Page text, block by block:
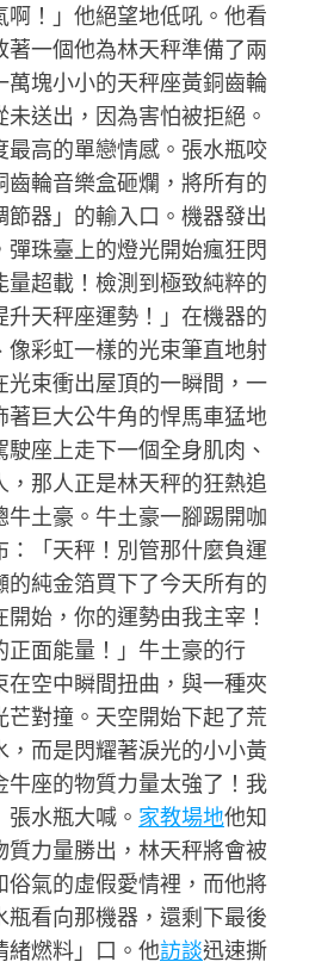
啊！」他絕望地低吼。他看
著一個他為林天秤準備了兩
萬塊小小的天秤座黃銅齒輪
送出，因為害怕被拒絕。
最高的單戀情感。張水瓶咬
齒輪音樂盒砸爛，將所有的
器」的輸入口。機器發出
珠臺上的燈光開始瘋狂閃
超載！檢測到極致純粹的
升天秤座運勢！」在機器的
像彩虹一樣的光束筆直地射
光束衝出屋頂的一瞬間，一
著巨大公牛角的悍馬車猛地
座上走下一個全身肌肉、
那人正是林天秤的狂熱追
土豪。牛土豪一腳踢開咖
：「天秤！別管那什麼負運
的純金箔買下了今天所有的
始，你的運勢由我主宰！
正面能量！」牛土豪的行
空中瞬間扭曲，與一種夾
對撞。天空開始下起了荒
而是閃耀著淚光的小小黃
牛座的物質力量太強了！我
水瓶大喊。 家教場地他知
力量勝出，林天秤將會被
俗氣的虛假愛情裡，而他將
瓶看向那機器，還剩下最後
緒燃料」口。他訪談迅速撕